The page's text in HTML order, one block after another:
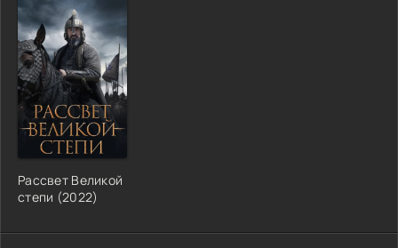
Рассвет Великой
степи (2022)